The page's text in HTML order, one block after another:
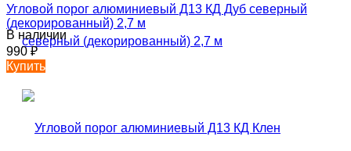
Угловой порог алюминиевый Д13 КД Дуб северный
(декорированный) 2,7 м
В наличии
990₽
Купить